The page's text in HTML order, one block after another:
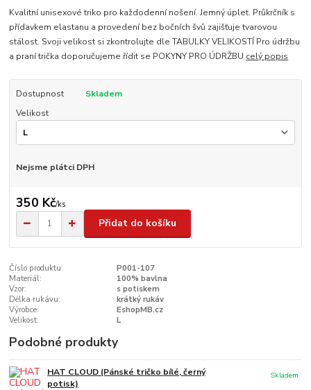
Kvalitní unisexové triko pro každodenní nošení. Jemný úplet. Průkrčník s
přídavkem elastanu a provedení bez bočních švů zajišťuje tvarovou
stálost. Svoji velikost si zkontrolujte dle TABULKY VELIKOSTÍ Pro údržbu
a praní trička doporučujeme řídit se POKYNY PRO ÚDRŽBU celý popis
Dostupnost
Skladem
Velikost
Nejsme plátci DPH
350 Kč/ks
Přidat do košíku
Číslo produktu:
P001-107
Materiál:
100% bavlna
Vzor:
s potiskem
Délka rukávu:
krátký rukáv
Výrobce:
EshopMB.cz
Velikost:
L
Podobné produkty
HAT CLOUD (Pánské tričko bílé, černý
potisk)
Skladem